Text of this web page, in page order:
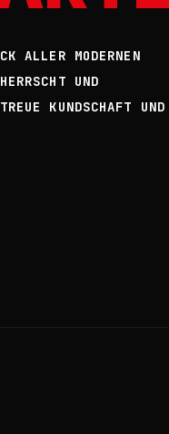
ALLER MODERNEN
UND
KUNDSCHAFT